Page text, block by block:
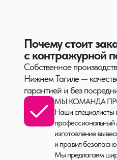
Почему стоит
с контражурной
Собственное
Нижнем Тагиле —
гарантией и без
МЫ КОМАНДА
Наши специалисты
профессиональный
изготовление
и правил
Мы предлагаем